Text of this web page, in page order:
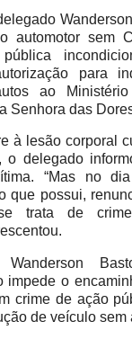
automotor sem
para
ao
Senhora das
à lesão corporal
o delegado
“Mas no
que possui,
trata de
Wanderson
impede o
crime de ação
de veículo sem